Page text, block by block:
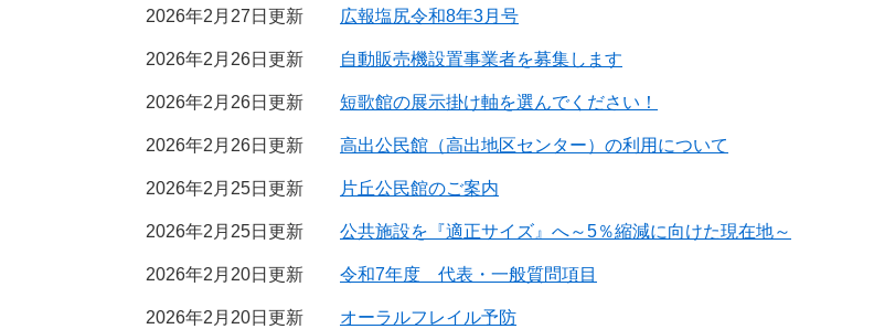
2026年2月27日更新 広報塩尻令和8年3月号
2026年2月26日更新 自動販売機設置事業者を募集します
2026年2月26日更新 短歌館の展示掛け軸を選んでください！
2026年2月26日更新 高出公民館（高出地区センター）の利用について
2026年2月25日更新 片丘公民館のご案内
2026年2月25日更新 公共施設を『適正サイズ』へ～5％縮減に向けた現在地～
2026年2月20日更新 令和7年度 代表・一般質問項目
2026年2月20日更新 オーラルフレイル予防